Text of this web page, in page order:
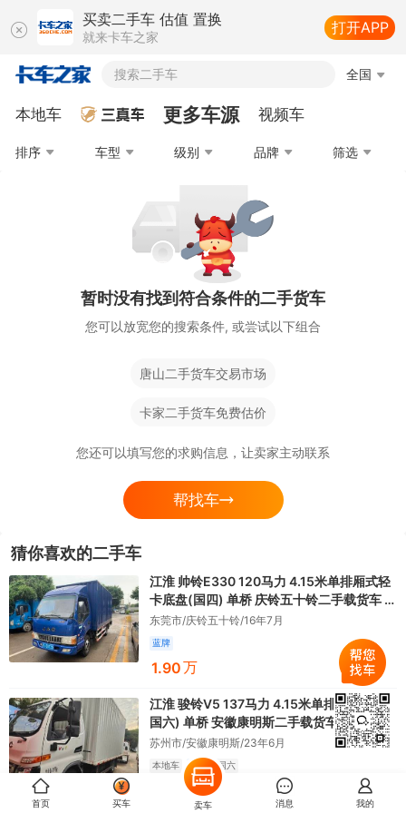
买卖二手车 估值 置换
就来卡车之家
打开APP
搜索二手车 全国
本地车 更多车源 视频车
排序 车型 级别 品牌 筛选
暂时没有找到符合条件的二手货车
您可以放宽您的搜索条件, 或尝试以下组合
唐山二手货车交易市场
卡家二手货车免费估价
4米2蓝牌货车着急转让
渣土车环卫车交易市场
您还可以填写您的求购信息，让卖家主动联系
帮找车
猜你喜欢的二手车
江淮 帅铃E330 120马力 4.15米单排厢式轻
卡底盘(国四) 单桥 庆铃五十铃二手载货车
蓝牌
东莞市/庆铃五十铃/16年7月
蓝牌
1.90万
江淮 骏铃V5 137马力 4.15米单排厢式轻卡(
国六) 单桥 安徽康明斯二手载货车 蓝牌
苏州市/安徽康明斯/23年6月
本地车 蓝牌 国六
万
首页 买车 卖车 消息 我的